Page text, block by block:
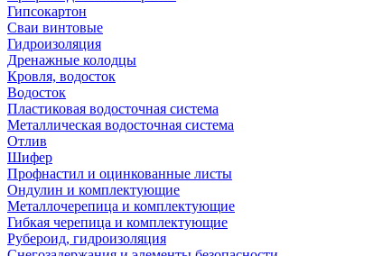
Гипсокартон
Сваи винтовые
Гидроизоляция
Дренажные колодцы
Кровля, водосток
Водосток
Пластиковая водосточная система
Металлическая водосточная система
Отлив
Шифер
Профнастил и оцинкованные листы
Ондулин и комплектующие
Металлочерепица и комплектующие
Гибкая черепица и комплектующие
Рубероид, гидроизоляция